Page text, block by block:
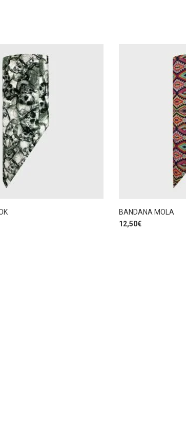
BANDANA MOLA
12,50€